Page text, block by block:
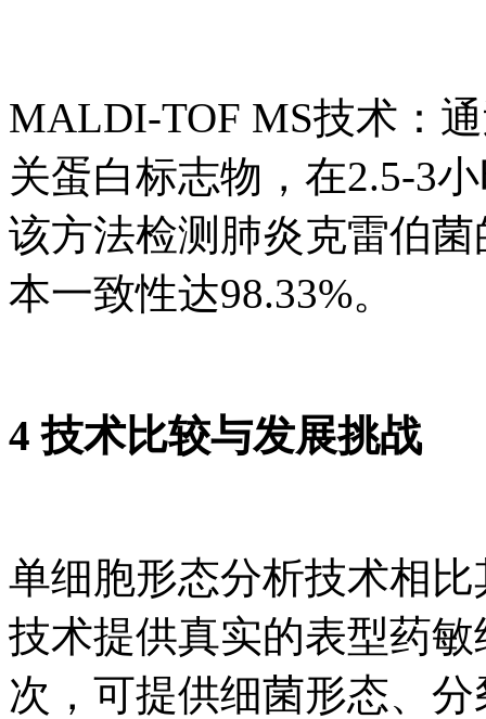
MALDI-TOF MS技术：
关蛋白标志物，在2.5-3
该方法检测肺炎克雷伯
本一致性达98.33%。
4 技术比较与发展挑战
单细胞形态分析技术相
技术提供真实的表型药
次，可提供细菌形态、